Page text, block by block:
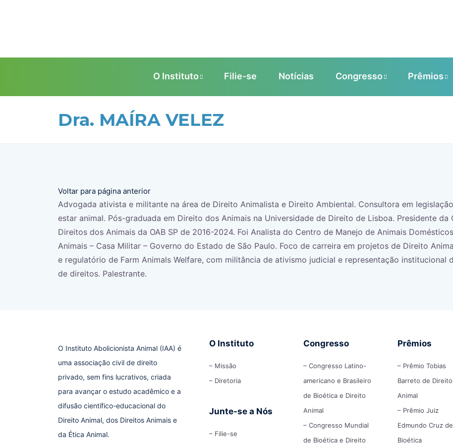
O Instituto Filie-se Notícias Congresso Prêmios
Dra. MAÍRA VELEZ
Voltar para página anterior
Advogada ativista e militante na área de Direito Animalista e Direito Ambiental. Consultora em
estar animal. Pós-graduada em Direito dos Animais na Universidade de Direito de Lisboa. Presidente
Direitos dos Animais da OAB SP de 2016-2024. Foi Analista do Centro de Manejo de Animais
Animais – Casa Militar – Governo do Estado de São Paulo. Foco de carreira em projetos de Direito
e regulatório de Farm Animals Welfare, com militância de ativismo judicial e representação institucional
de direitos. Palestrante.
O Instituto Abolicionista Animal (IAA) é
uma associação civil de direito
privado, sem fins lucrativos, criada
para avançar o estudo acadêmico e a
difusão científico-educacional do
Direito Animal, dos Direitos Animais e
da Ética Animal.
O Instituto
– Missão
– Diretoria
Junte-se a Nós
– Filie-se
Congresso
– Congresso Latino-
americano e Brasileiro
de Bioética e Direito
Animal
– Congresso Mundial
de Bioética e Direito
Prêmios
– Prêmio Tobias
Barreto de Direito
Animal
– Prêmio Juiz
Edmundo Cruz de
Bioética